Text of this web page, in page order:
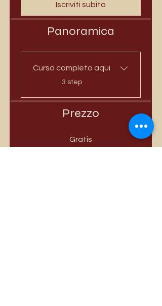
Iscriviti subito
Panoramica
Curso completo aqui
.
3 step
Prezzo
Gratis